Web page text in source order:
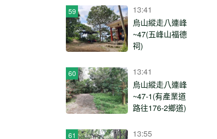
13:41
烏山縱走八連峰
~47(五峰山福德
祠)
13:41
烏山縱走八連峰
~47-1(有產業道
路往176-2鄉道)
13:55